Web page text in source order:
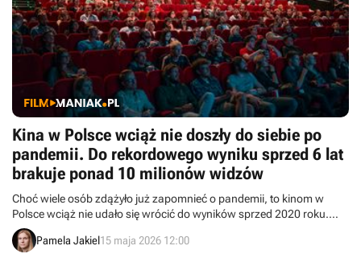
Kina w Polsce wciąż nie doszły do siebie po
pandemii. Do rekordowego wyniku sprzed 6 lat
brakuje ponad 10 milionów widzów
Choć wiele osób zdążyło już zapomnieć o pandemii, to kinom w
Polsce wciąż nie udało się wrócić do wyników sprzed 2020 roku.
Liczba kinowych widzów rośnie, ale do rekordu brakuje milionów.
Pamela Jakiel15 maja 2026 12:00